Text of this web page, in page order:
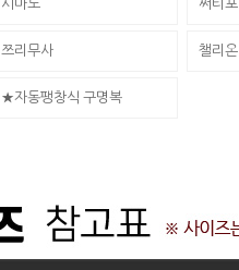
시마노 써티포
쯔리무사 챌리온
★자동팽창식 구명복